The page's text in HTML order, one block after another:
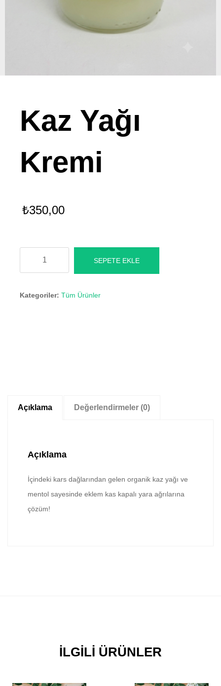
Kaz Yağı
Kremi
₺350,00
adet
SEPETE EKLE
Kategoriler: Tüm Ürünler
Açıklama Değerlendirmeler (0)
Açıklama
İçindeki kars dağlarından gelen organik kaz yağı ve
mentol sayesinde eklem kas kapalı yara ağrılarına
çözüm!
İLGILI ÜRÜNLER